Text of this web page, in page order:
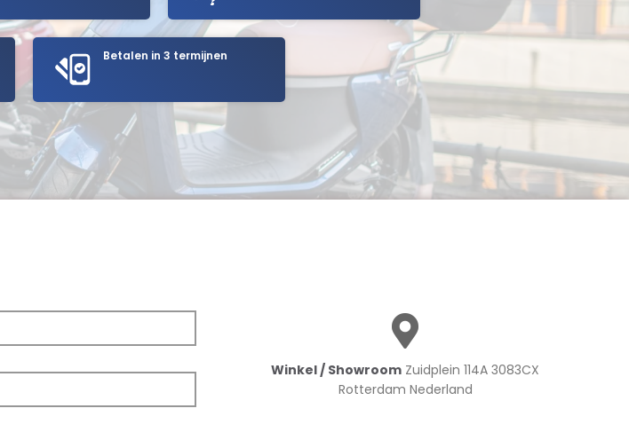
Betalen in 3 termijnen
Winkel / Showroom Zuidplein 114A 3083CX
Rotterdam Nederland